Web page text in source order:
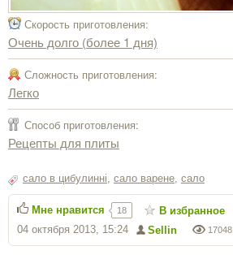
Скорость приготовления:
Очень долго (более 1 дня)
Сложность приготовления:
Легко
Способ приготовления:
Рецепты для плиты
сало в цибулинні, сало варене, сало
17048
Sellin
04 октября 2013, 15:24
Мне нравится 18 В избранное